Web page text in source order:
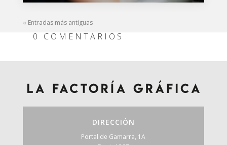
« Entradas más antiguas
0 COMENTARIOS
DIRECCIÓN
Portal de Gamarra, 1A